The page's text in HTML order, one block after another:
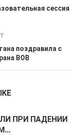
сессия
поздравила с
ВОВ
ПРИ ПАДЕНИИ